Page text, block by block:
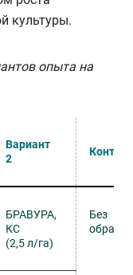
культуры.
опыта на
Вариант
2
БРАВУРА,
КС
(2,5 л/га)
Без